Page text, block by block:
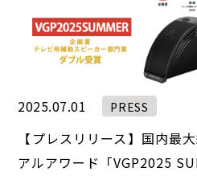
2025.07.01 PRESS
【プレスリリース】国内最
アルアワード「VGP2025